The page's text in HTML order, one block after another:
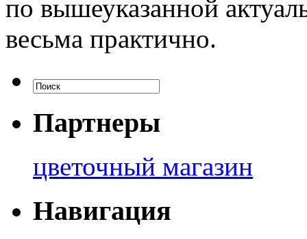
по вышеуказанной
весьма практично.
Партнеры
цветочный магазин
Навигация